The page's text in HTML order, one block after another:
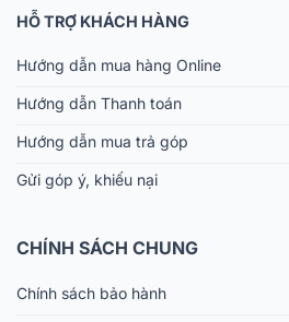
HỖ TRỢ KHÁCH HÀNG
Hướng dẫn mua hàng Online
Hướng dẫn Thanh toán
Hướng dẫn mua trả góp
Gửi góp ý, khiếu nại
CHÍNH SÁCH CHUNG
Chính sách bảo hành